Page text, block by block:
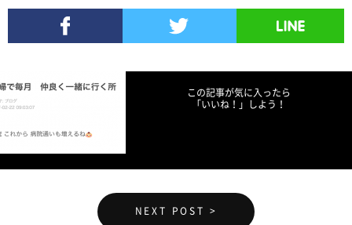
この記事が気に入ったら
「いいね！」しよう！
NEXT POST >